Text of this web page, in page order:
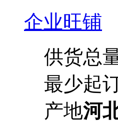
企业旺铺
供货总
最少起
产地河